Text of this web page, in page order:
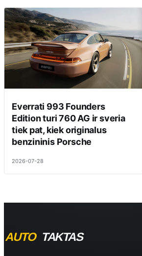
Everrati 993 Founders
Edition turi 760 AG ir sveria
tiek pat, kiek originalus
benzininis Porsche
2026-07-28